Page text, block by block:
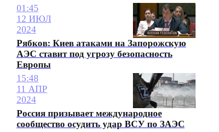
01:45
12 ИЮЛ
2024
Рябков: Киев атаками на Запорожскую
АЭС ставит под угрозу безопасность
Европы
15:48
11 АПР
2024
Россия призывает международное
сообщество осудить удар ВСУ по ЗАЭС